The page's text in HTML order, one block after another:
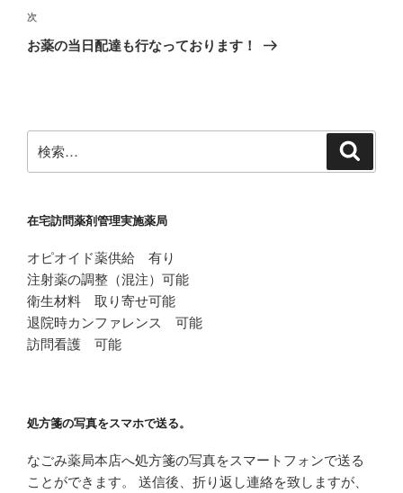
ビ
ゲ
ン
稿
次
の
次
お薬の当日配達も行なっております！
索:
在宅訪問薬剤管理実施薬局
オピオイド薬供給 有り
注射薬の調整（混注）可能
衛生材料 取り寄せ可能
退院時カンファレンス 可能
訪問看護 可能
処方箋の写真をスマホで送る。
なごみ薬局本店へ処方箋の写真をスマートフォンで送る
ことができます。 送信後、折り返し連絡を致しますが、